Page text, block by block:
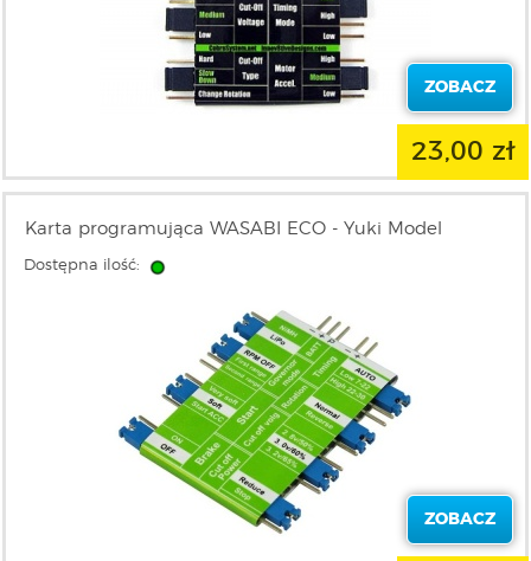
ZOBACZ
23,00 zł
Karta programująca WASABI ECO - Yuki Model
Dostępna ilość:
ZOBACZ